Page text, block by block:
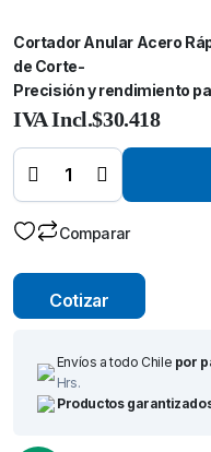
Cortador Anular Acero
de Corte-
Precisión y rendimiento
$30.418
IVA Incl.
Cortador
Anular
Acero
HSS Ø
21 mm x
Broca
de
Corte-Comparar
Cotizar
Envíos a todo Chile por
Hrs.
Productos